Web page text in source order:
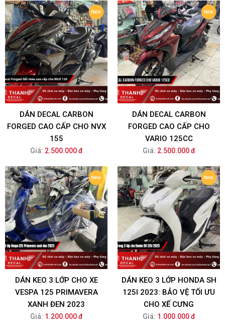
DÁN DECAL CARBON
FORGED CAO CẤP CHO NVX
155
Giá: 2.500.000 đ
DÁN DECAL CARBON
FORGED CAO CẤP CHO
VARIO 125CC
Giá: 2.500.000 đ
DÁN KEO 3 LỚP CHO XE
VESPA 125 PRIMAVERA
XANH ĐEN 2023
Giá: 1.200.000 đ
DÁN KEO 3 LỚP HONDA SH
125I 2023: BẢO VỆ TỐI ƯU
CHO XẾ CƯNG
Giá: 1.000.000 đ